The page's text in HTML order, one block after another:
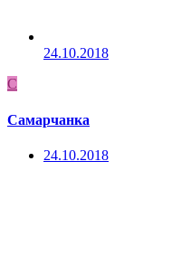
24.10.2018
С
Самарчанка
24.10.2018